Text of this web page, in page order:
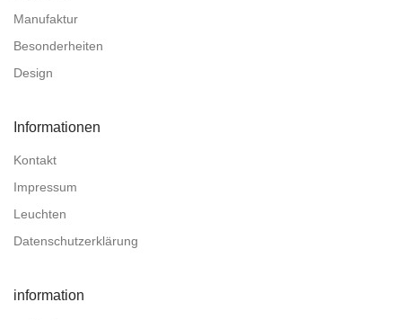
Manufaktur
Besonderheiten
Design
Informationen
Kontakt
Impressum
Leuchten
Datenschutzerklärung
information